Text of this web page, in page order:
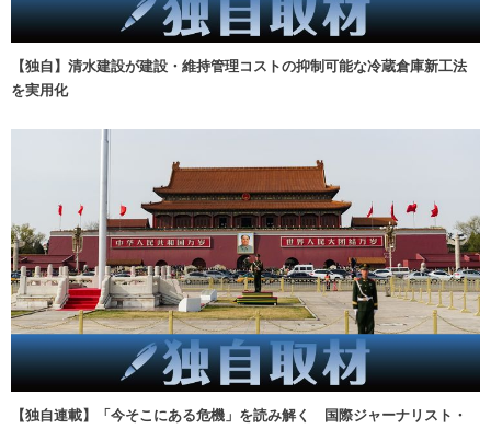
【独自】清水建設が建設・維持管理コストの抑制可能な冷蔵倉庫新工法
を実用化
【独自連載】「今そこにある危機」を読み解く 国際ジャーナリスト・